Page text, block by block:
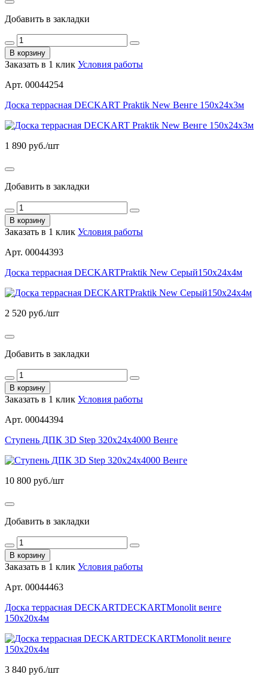
Добавить в закладки
В корзину
Заказать в 1 клик Условия работы
Арт. 00044254
Доска террасная DECKART Praktik New Венге 150х24х3м
1 890 руб./шт
Добавить в закладки
В корзину
Заказать в 1 клик Условия работы
Арт. 00044393
Доска террасная DECKARTPraktik New Серый150х24х4м
2 520 руб./шт
Добавить в закладки
В корзину
Заказать в 1 клик Условия работы
Арт. 00044394
Ступень ДПК 3D Step 320х24х4000 Венге
10 800 руб./шт
Добавить в закладки
В корзину
Заказать в 1 клик Условия работы
Арт. 00044463
Доска террасная DECKARTDECKARTMonolit венге
150х20х4м
3 840 руб./шт